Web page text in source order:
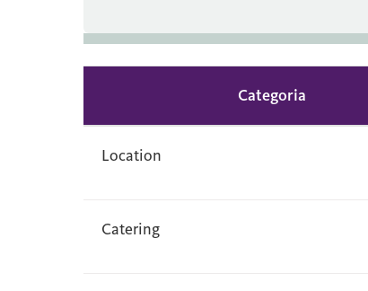
Categoria
Location
Catering